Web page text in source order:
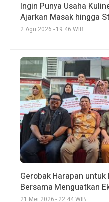
Ingin Punya Usaha
Ajarkan Masak hingga
2 Agu 2026 - 19:46 WIB
Gerobak Harapan
Bersama Menguatkan
21 Mei 2026 - 22:44 WIB